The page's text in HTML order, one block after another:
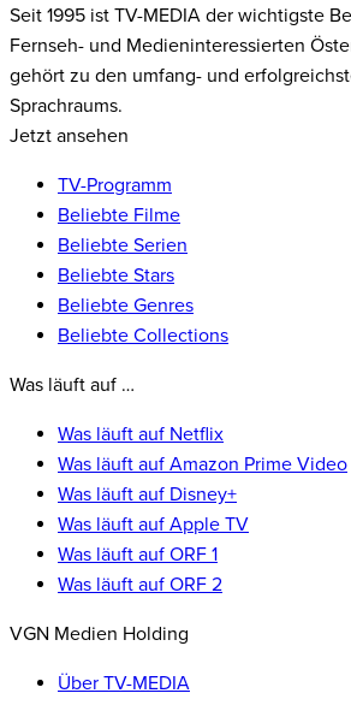
Seit 1995 ist TV-MEDIA der wichtigste
Fernseh- und Medieninteressierten
gehört zu den umfang- und
Sprachraums.
Jetzt ansehen
TV-Programm
Beliebte Filme
Beliebte Serien
Beliebte Stars
Beliebte Genres
Beliebte Collections
Was läuft auf …
Was läuft auf Netflix
Was läuft auf Amazon Prime Video
Was läuft auf Disney+
Was läuft auf Apple TV
Was läuft auf ORF 1
Was läuft auf ORF 2
VGN Medien Holding
Über TV-MEDIA